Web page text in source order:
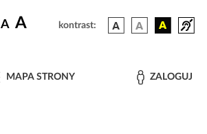
A A kontrast:
MAPA STRONY ZALOGUJ